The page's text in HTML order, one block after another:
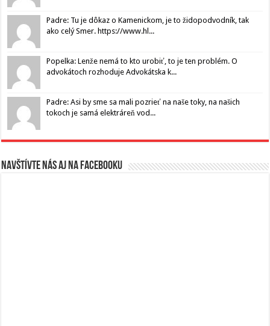
Padre: Tu je dôkaz o Kamenickom, je to židopodvodník, tak
ako celý Smer. https://www.hl...
Popelka: Lenže nemá to kto urobiť, to je ten problém. O
advokátoch rozhoduje Advokátska k...
Padre: Asi by sme sa mali pozrieť na naše toky, na našich
tokoch je samá elektráreň vod...
Navštívte nás aj na Facebooku